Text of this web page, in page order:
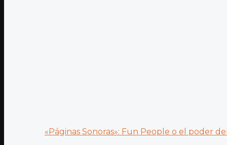
«Páginas Sonoras»: Fun People o el poder